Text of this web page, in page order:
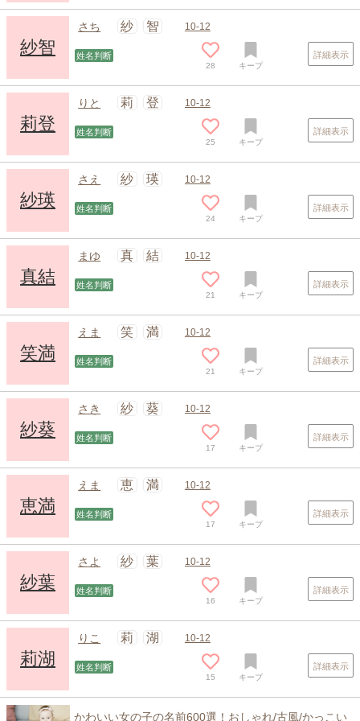
紗智
さち 紗 智 10-12
姓名判断
28 キープ
詳細表示
莉登
りと 莉 登 10-12
姓名判断
25 キープ
詳細表示
紗瑛
さえ 紗 瑛 10-12
姓名判断
24 キープ
詳細表示
真結
まゆ 真 結 10-12
姓名判断
21 キープ
詳細表示
笑満
えま 笑 満 10-12
姓名判断
21 キープ
詳細表示
紗葵
さき 紗 葵 10-12
姓名判断
17 キープ
詳細表示
恵満
えま 恵 満 10-12
姓名判断
17 キープ
詳細表示
紗葉
さよ 紗 葉 10-12
姓名判断
16 キープ
詳細表示
莉湖
りこ 莉 湖 10-12
姓名判断
15 キープ
詳細表示
かわいい女の子の名前600選！おしゃれ/古風/かっこい